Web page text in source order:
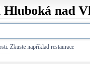
nad
Zkuste například restaurace